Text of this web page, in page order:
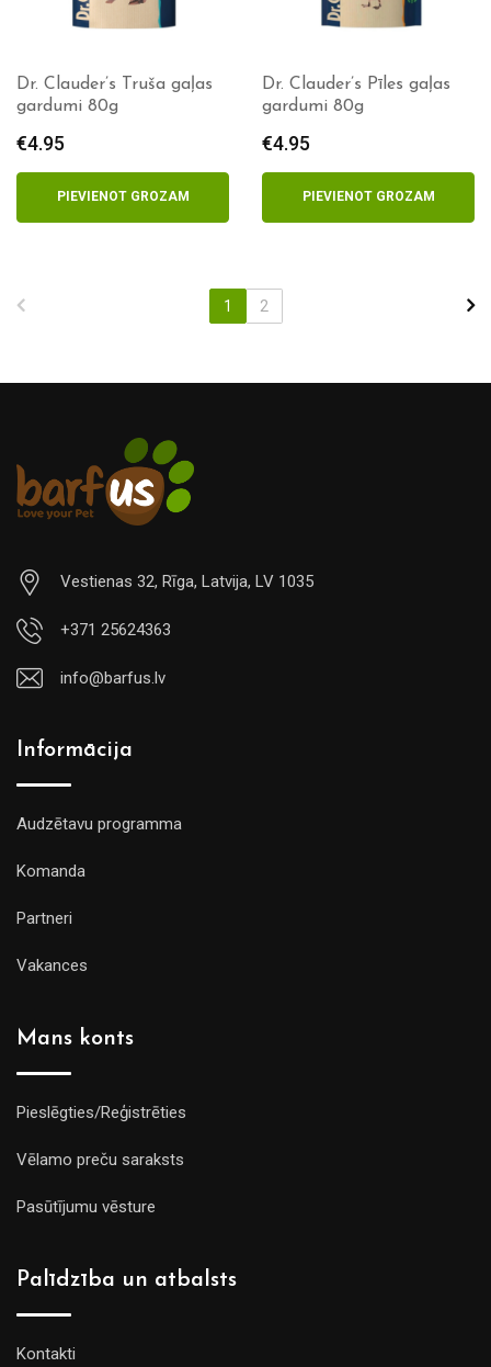
Dr. Clauder’s Truša gaļas
gardumi 80g
€4.95
PIEVIENOT GROZAM
Dr. Clauder’s Pīles gaļas
gardumi 80g
€4.95
PIEVIENOT GROZAM
1 2
Vestienas 32, Rīga, Latvija, LV 1035
+371 25624363
info@barfus.lv
Informācija
Audzētavu programma
Komanda
Partneri
Vakances
Mans konts
Pieslēgties/Reģistrēties
Vēlamo preču saraksts
Pasūtījumu vēsture
Palīdzība un atbalsts
Kontakti